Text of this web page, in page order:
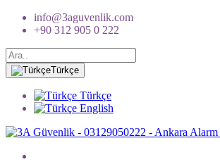
info@3aguvenlik.com
+90 312 905 0 222
Türkçe
Türkçe
English